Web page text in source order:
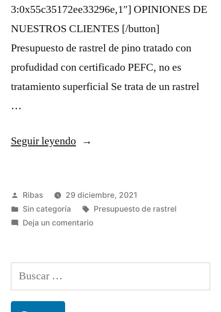
3:0x55c35172ee33296e,1″] OPINIONES DE
NUESTROS CLIENTES [/button]
Presupuesto de rastrel de pino tratado con
profudidad con certificado PEFC, no es
tratamiento superficial Se trata de un rastrel
…
Seguir leyendo«REF
ATT
E.
DE
Publicado
por
Ribas
29 diciembre, 2021
Publicado
en
Sin categoría Etiquetas:
Presupuesto de rastrel
Deja un comentarioen
//
E.
Buscar: